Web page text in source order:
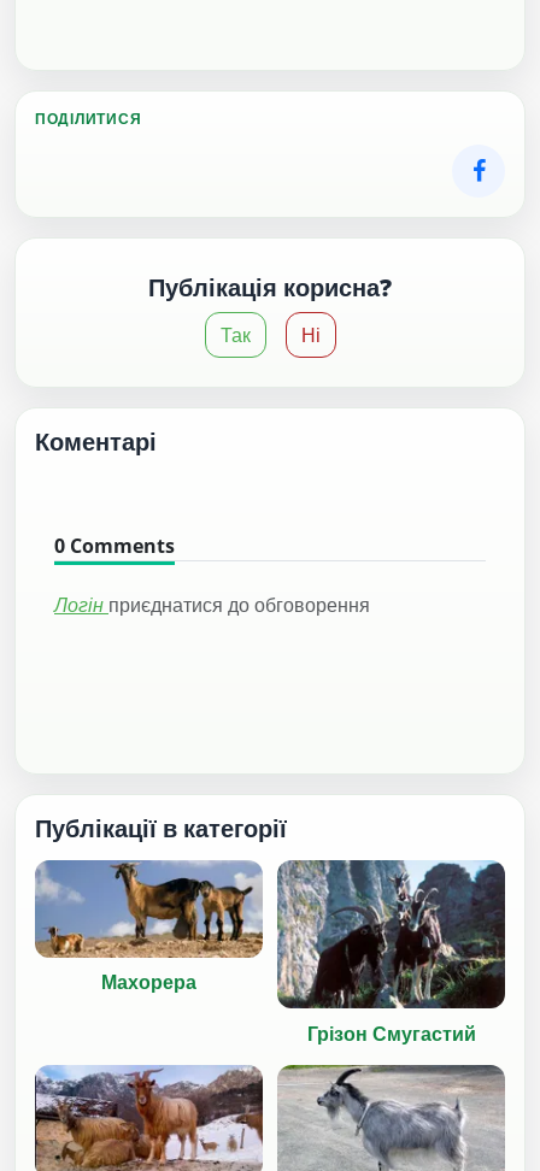
ПОДІЛИТИСЯ
Публікація корисна?
Так Ні
Коментарі
0 Comments
Логін приєднатися до обговорення
Публікації в категорії
Махорера
Грізон Смугастий